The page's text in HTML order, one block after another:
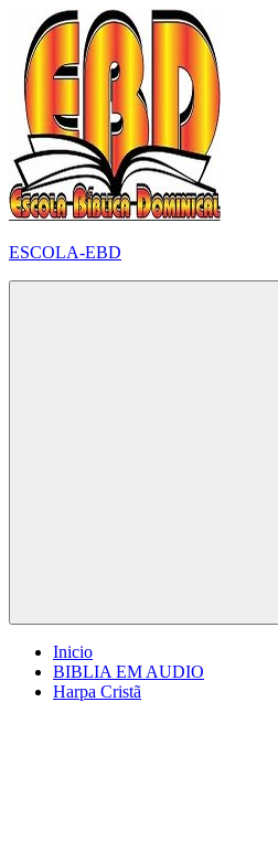
para
conteúdo
ESCOLA-EBD
Inicio
BIBLIA EM AUDIO
Harpa Cristã